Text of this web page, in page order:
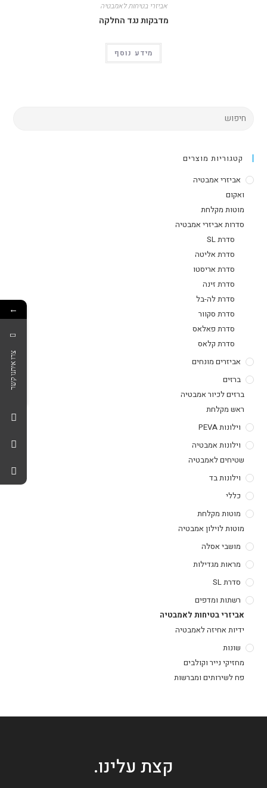
אביזרי בטיחות לאמבטיה
מדבקות נגד החלקה
מידע נוסף
קטגוריות מוצרים
אביזרי אמבטיה
ואקום
מוטות מקלחת
סדרות אביזרי אמבטיה
סדרת SL
סדרת אליטה
סדרת אריסטו
סדרת זינה
סדרת לה-בל
סדרת סקוור
סדרת פאלאס
סדרת קלאס
אביזרים מונחים
ברזים
ברזים לכיור אמבטיה
ראש מקלחת
וילונות PEVA
וילונות אמבטיה
שטיחים לאמבטיה
וילונות בד
כללי
מוטות מקלחת
מוטות לוילון אמבטיה
מושבי אסלה
מראות מגדילות
סדרת SL
רשתות ומדפים
אביזרי בטיחות לאמבטיה
ידיות אחיזה לאמבטיה
שונות
מחזיקי נייר וקולבים
פח לשירותים ומברשות
קצת עלינו.
←
צרו איתנו קשר